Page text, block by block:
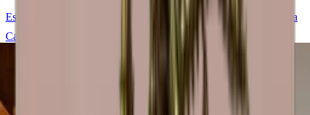
Estaremos encantados de ayudarle a diseñar y construir su vinoteca
Caverack